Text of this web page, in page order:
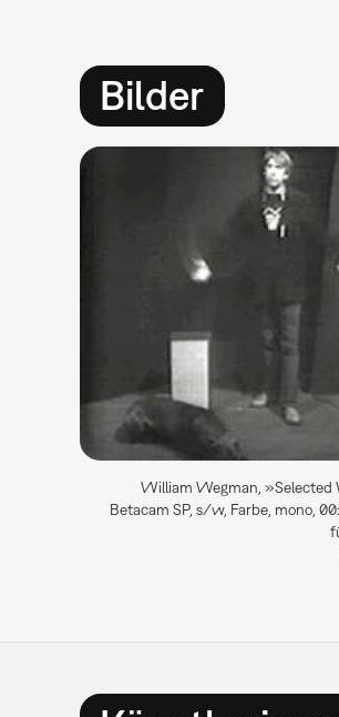
Bilder
William Wegman, »Selected
Betacam SP, s/w, Farbe, mono,